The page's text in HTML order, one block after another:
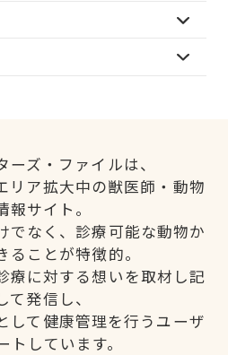
ズ・ファイルは、
リア拡大中の獣医師・動物
報サイト。
でなく、診療可能な動物か
ることが特徴的。
療に対する想いを取材し記
て発信し、
して健康管理を行うユーザ
トしています。